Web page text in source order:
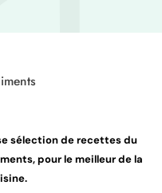
sélection de recettes du
pour le meilleur de la